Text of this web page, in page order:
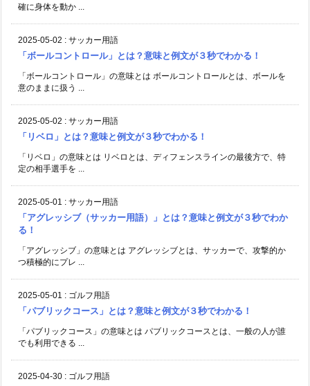
確に身体を動か ...
2025-05-02 : サッカー用語
「ボールコントロール」とは？意味と例文が３秒でわかる！
「ボールコントロール」の意味とは ボールコントロールとは、ボールを
意のままに扱う ...
2025-05-02 : サッカー用語
「リベロ」とは？意味と例文が３秒でわかる！
「リベロ」の意味とは リベロとは、ディフェンスラインの最後方で、特
定の相手選手を ...
2025-05-01 : サッカー用語
「アグレッシブ（サッカー用語）」とは？意味と例文が３秒でわか
る！
「アグレッシブ」の意味とは アグレッシブとは、サッカーで、攻撃的か
つ積極的にプレ ...
2025-05-01 : ゴルフ用語
「パブリックコース」とは？意味と例文が３秒でわかる！
「パブリックコース」の意味とは パブリックコースとは、一般の人が誰
でも利用できる ...
2025-04-30 : ゴルフ用語